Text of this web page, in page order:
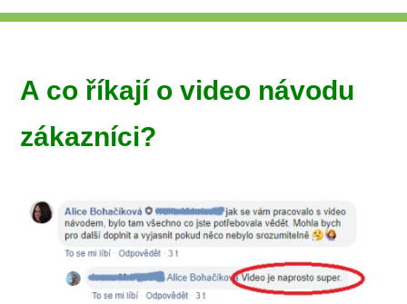
A co říkají o video návodu
zákazníci?